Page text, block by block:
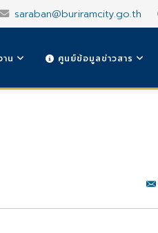
saraban@buriramcity.go.th
น ศูนย์ข้อมูลข่าวสาร